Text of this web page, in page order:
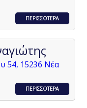
ΠΕΡΙΣΣΟΤΕΡΑ
54, 15236 Νέα
ΠΕΡΙΣΣΟΤΕΡΑ